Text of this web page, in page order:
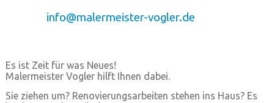
info@malermeister-vogler.de
Es ist Zeit für was Neues!
Malermeister Vogler hilft Ihnen dabei.
Sie ziehen um? Renovierungsarbeiten stehen ins Haus? Es